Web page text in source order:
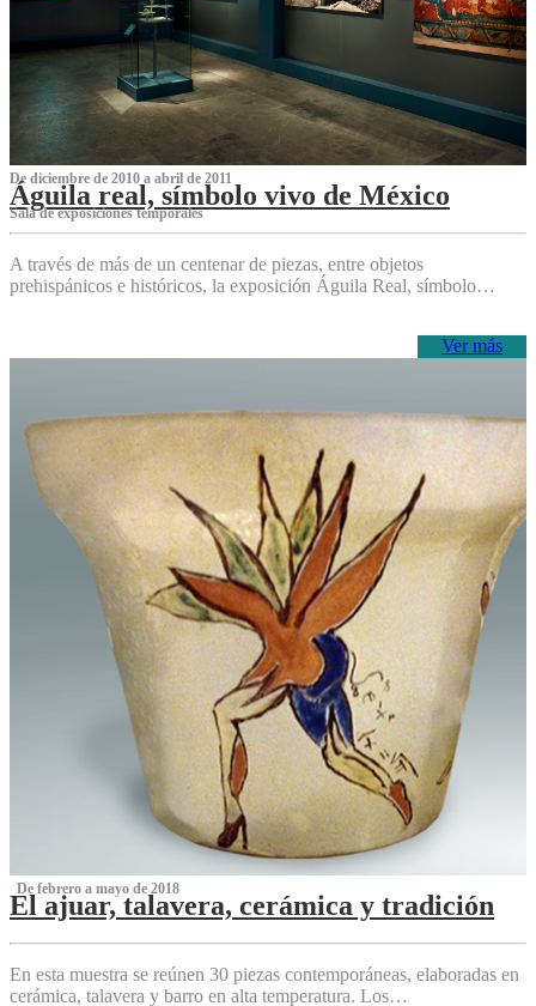
De diciembre de 2010 a abril de 2011
Águila real, símbolo vivo de México
Sala de exposiciones temporales
A través de más de un centenar de piezas, entre objetos
prehispánicos e históricos, la exposición Águila Real, símbolo…
Ver más
‌ De febrero a mayo de 2018
El ajuar, talavera, cerámica y tradición
‌
En esta muestra se reúnen 30 piezas contemporáneas, elaboradas en
cerámica, talavera y barro en alta temperatura. Los…